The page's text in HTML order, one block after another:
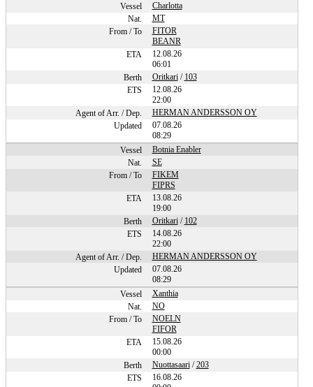
Charlotta
MT
FITOR
BEANR
12.08.26
06:01
Oritkari/ 103
12.08.26
22:00
HERMAN ANDERSSON OY
07.08.26
08:29
Botnia Enabler
SE
FIKEM
FIPRS
13.08.26
19:00
Oritkari/ 102
14.08.26
22:00
HERMAN ANDERSSON OY
07.08.26
08:29
Xanthia
NO
NOELN
FIFOR
15.08.26
00:00
Nuottasaari/203
16.08.26